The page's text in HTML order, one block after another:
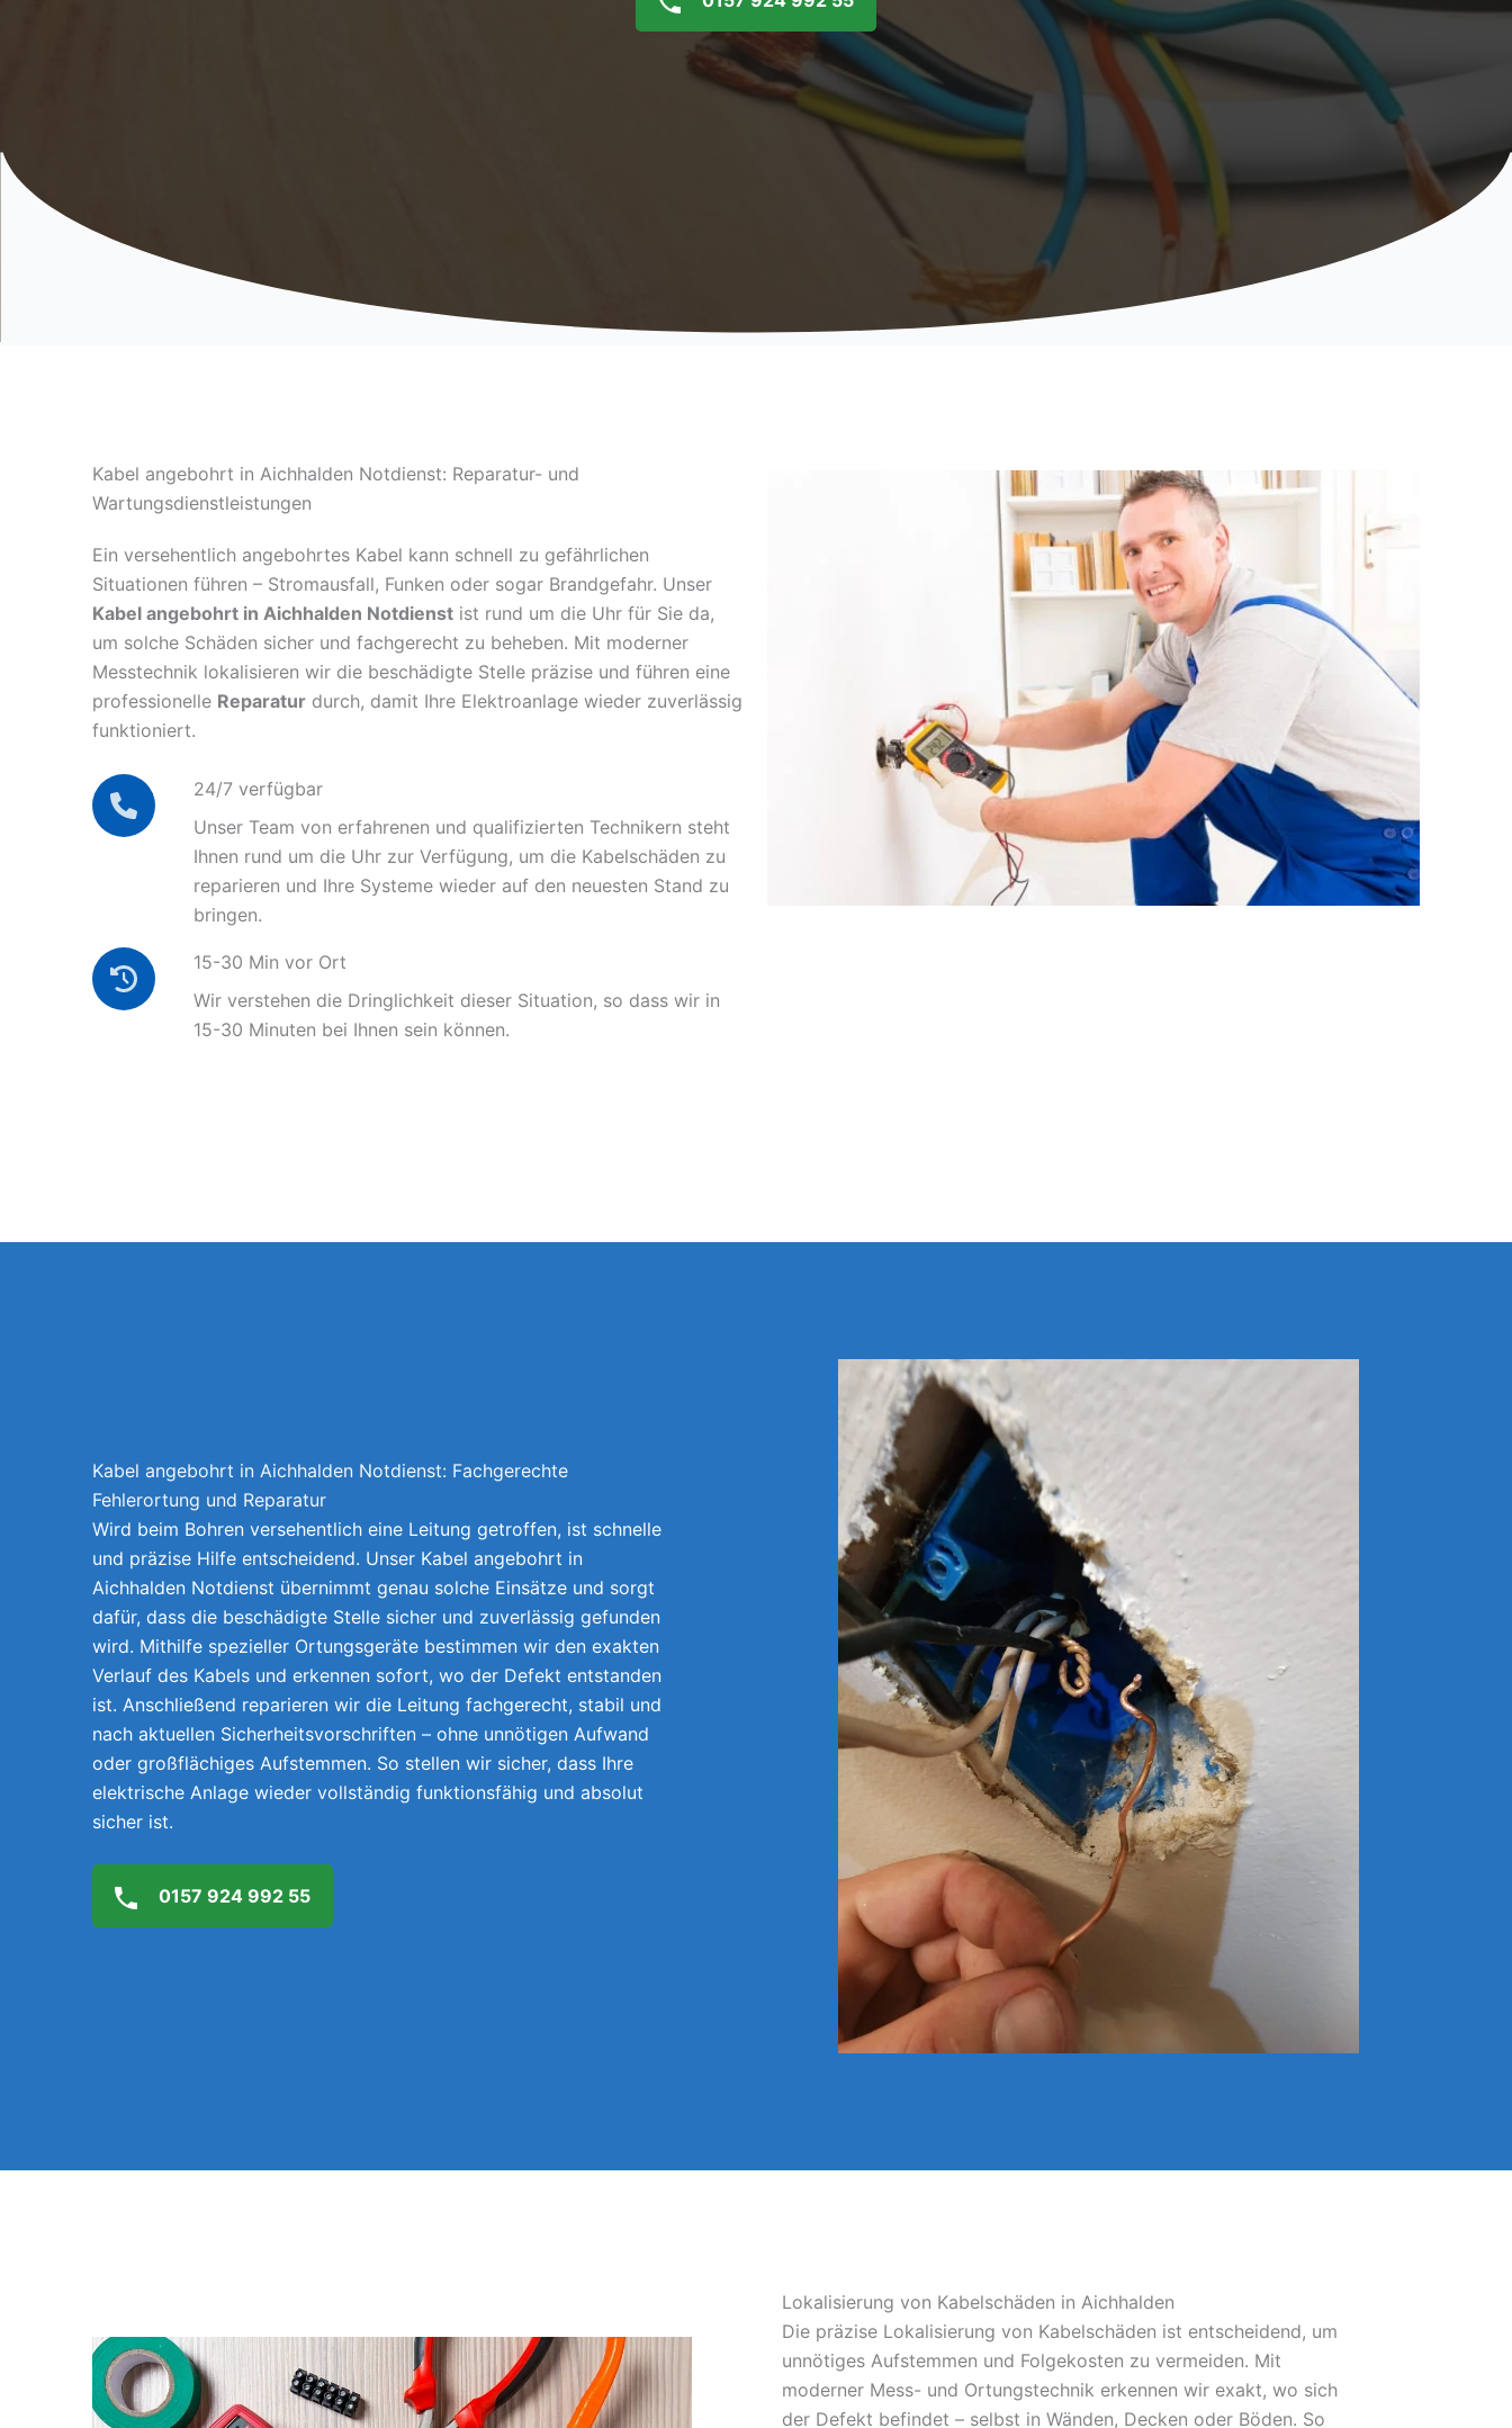
Kabel angebohrt in Aichhalden Notdienst: Reparatur- und
Wartungsdienstleistungen
Ein versehentlich angebohrtes Kabel kann schnell zu gefährlichen
Situationen führen – Stromausfall, Funken oder sogar Brandgefahr. Unser
Kabel angebohrt in Aichhalden Notdienst ist rund um die Uhr für Sie da,
um solche Schäden sicher und fachgerecht zu beheben. Mit moderner
Messtechnik lokalisieren wir die beschädigte Stelle präzise und führen eine
professionelle Reparatur durch, damit Ihre Elektroanlage wieder zuverlässig
funktioniert.
24/7 verfügbar
Unser Team von erfahrenen und qualifizierten Technikern steht
Ihnen rund um die Uhr zur Verfügung, um die Kabelschäden zu
reparieren und Ihre Systeme wieder auf den neuesten Stand zu
bringen.
15-30 Min vor Ort
Wir verstehen die Dringlichkeit dieser Situation, so dass wir in
15-30 Minuten bei Ihnen sein können.
Kabel angebohrt in Aichhalden Notdienst: Fachgerechte
Fehlerortung und Reparatur
Wird beim Bohren versehentlich eine Leitung getroffen, ist schnelle
und präzise Hilfe entscheidend. Unser Kabel angebohrt in
Aichhalden Notdienst übernimmt genau solche Einsätze und sorgt
dafür, dass die beschädigte Stelle sicher und zuverlässig gefunden
wird. Mithilfe spezieller Ortungsgeräte bestimmen wir den exakten
Verlauf des Kabels und erkennen sofort, wo der Defekt entstanden
ist. Anschließend reparieren wir die Leitung fachgerecht, stabil und
nach aktuellen Sicherheitsvorschriften – ohne unnötigen Aufwand
oder großflächiges Aufstemmen. So stellen wir sicher, dass Ihre
elektrische Anlage wieder vollständig funktionsfähig und absolut
sicher ist.
0157 924 992 55
Lokalisierung von Kabelschäden in Aichhalden
Die präzise Lokalisierung von Kabelschäden ist entscheidend, um
unnötiges Aufstemmen und Folgekosten zu vermeiden. Mit
moderner Mess- und Ortungstechnik erkennen wir exakt, wo sich
der Defekt befindet – selbst in Wänden, Decken oder Böden. So